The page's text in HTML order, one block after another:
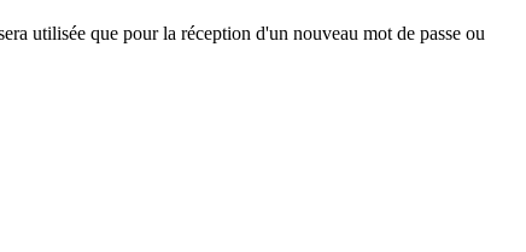
utilisée que pour la réception d'un nouveau mot de passe ou